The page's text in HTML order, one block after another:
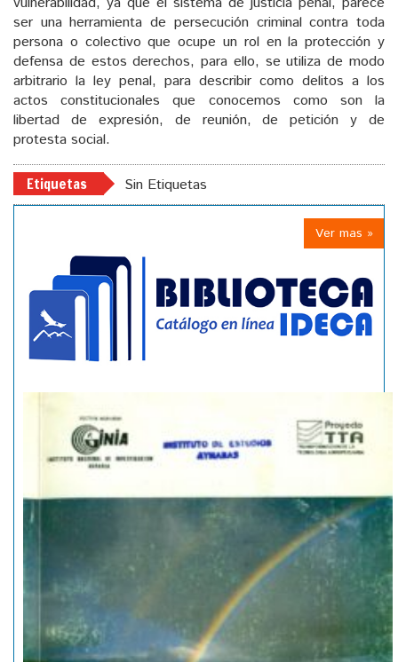
ser una herramienta de persecución criminal contra toda
persona o colectivo que ocupe un rol en la protección y
defensa de estos derechos, para ello, se utiliza de modo
arbitrario la ley penal, para describir como delitos a los
actos constitucionales que conocemos como son la
libertad de expresión, de reunión, de petición y de
protesta social.
Etiquetas Sin Etiquetas
Ver mas »